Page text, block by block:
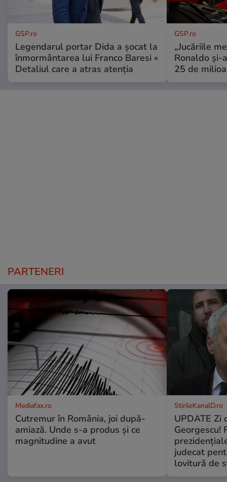
GSP.ro
Legendarul portar Dida a șocat la
înmormântarea lui Franco Baresi »
Detaliul care a atras atenția
GSP.ro
„Jucăriile
Ronaldo și-
25 de
PARTENERI
Mediafax.ro
Cutremur în România, joi după-
amiază. Unde s-a produs și ce
magnitudine a avut
StirileKanalD.ro
UPDATE Zi
Georgescu!
judecat
lovitură de